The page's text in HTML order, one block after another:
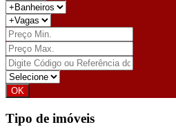
Tipo de imóveis